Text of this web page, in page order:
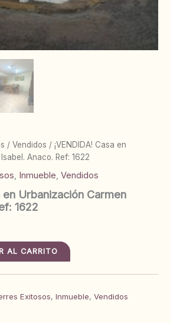
/ Vendidos / ¡VENDIDA! Casa en
Anaco. Ref: 1622
, Inmueble, Vendidos
en Urbanización Carmen
1622
AL CARRITO
Exitosos, Inmueble, Vendidos